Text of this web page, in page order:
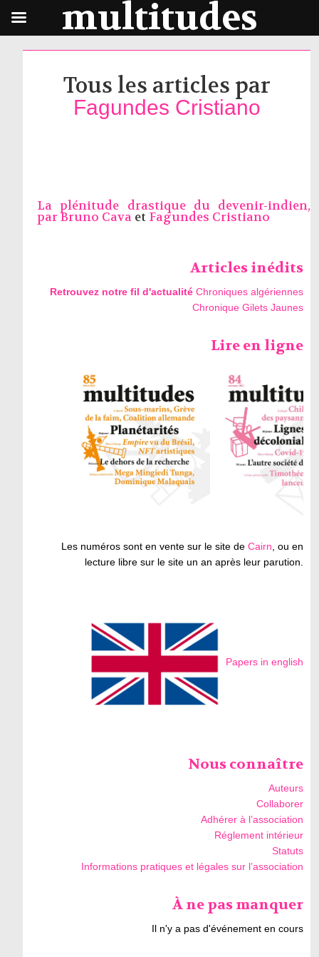
Tous les articles par
Fagundes Cristiano
La plénitude drastique du devenir-indien,
parBruno Cavaet Fagundes Cristiano
Articles inédits
Retrouvez notre fil d'actualité Chroniques algériennes
Chronique Gilets Jaunes
Lire en ligne
Les numéros sont en vente sur le site deCairn, ou en
lecture libre sur le site un an après leur parution.
Papers in english
Nous connaître
Auteurs
Collaborer
Adhérer à l’association
Réglement intérieur
Statuts
Informations pratiques et légales sur l’association
À ne pas manquer
Il n'y a pas d'événement en cours
multitudes